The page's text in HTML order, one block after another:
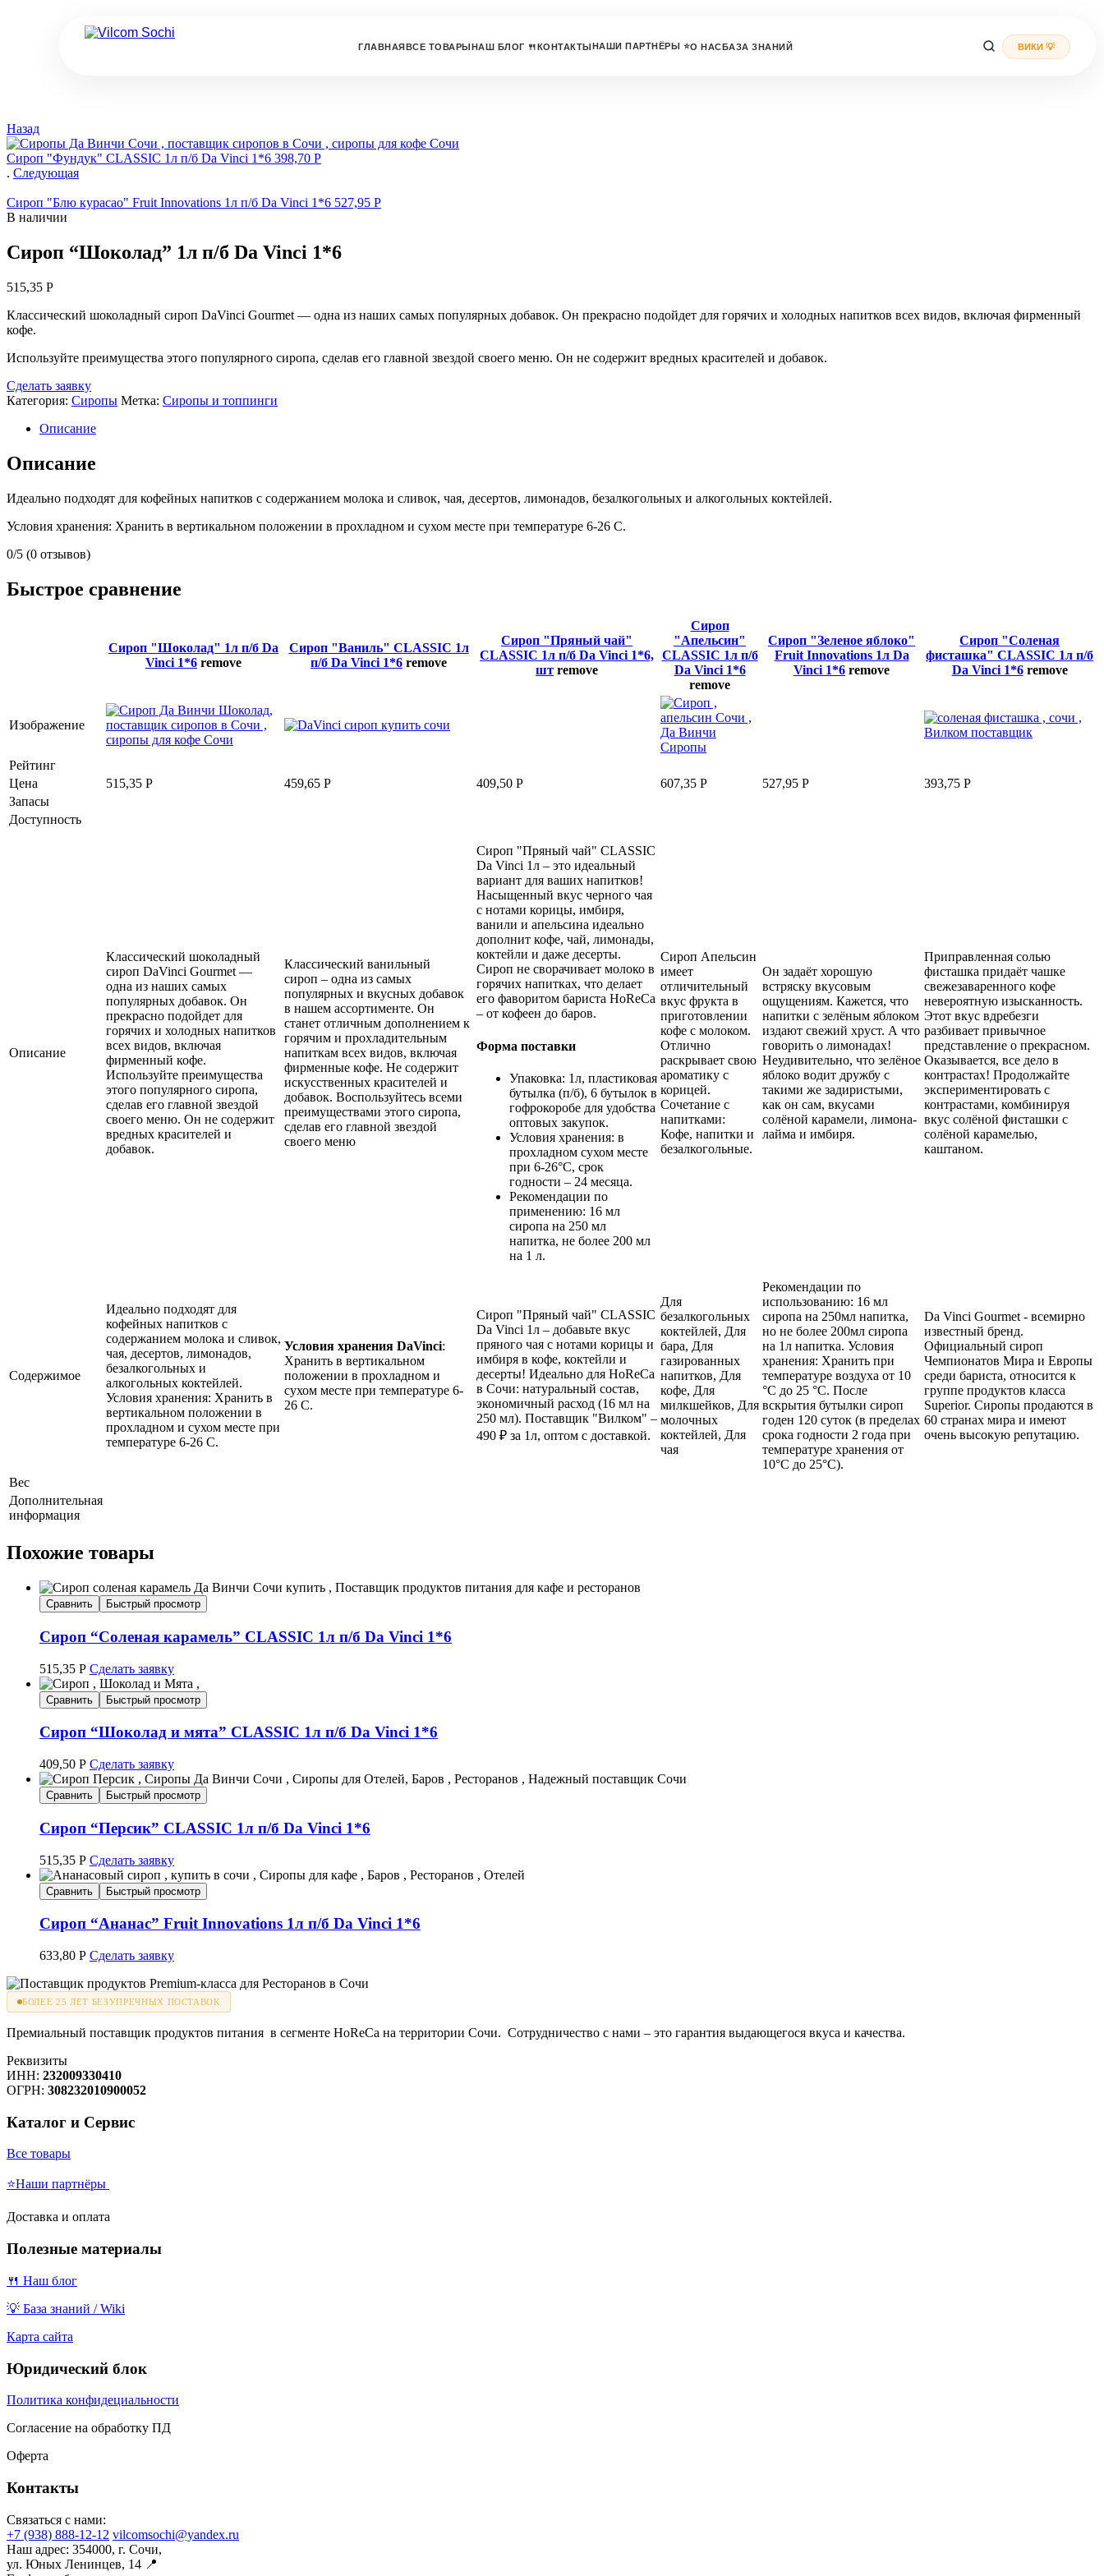
ГЛАВНАЯВСЕ ТОВАРЫНАШ БЛОГ 🍴КОНТАКТЫНАШИ ПАРТНЁРЫ ⭐О НАСБАЗА ЗНАНИЙ ВИКИ 💡
Назад
Сироп "Фундук" CLASSIC 1л п/б Da Vinci 1*6 398,70 Р
. Следующая
Сироп "Блю курасао" Fruit Innovations 1л п/б Da Vinci 1*6 527,95 Р
В наличии
Сироп “Шоколад” 1л п/б Da Vinci 1*6
515,35 Р
Классический шоколадный сироп DaVinci Gourmet — одна из наших самых популярных добавок. Он прекрасно подойдет для горячих и холодных напитков всех видов, включая фирменный
кофе.
Используйте преимущества этого популярного сиропа, сделав его главной звездой своего меню. Он не содержит вредных красителей и добавок.
Сделать заявку
Категория: Сиропы Метка: Сиропы и топпинги
Описание
Описание
Идеально подходят для кофейных напитков с содержанием молока и сливок, чая, десертов, лимонадов, безалкогольных и алкогольных коктейлей.
Условия хранения: Хранить в вертикальном положении в прохладном и сухом месте при температуре 6-26 С.
0/5 (0 отзывов)
Быстрое сравнение
Сироп "Шоколад" 1л п/б Da
Vinci 1*6 remove
Сироп "Ваниль" CLASSIC 1л
п/б Da Vinci 1*6 remove
Сироп "Пряный чай"
CLASSIC 1л п/б Da Vinci 1*6,
шт remove
Сироп
"Апельсин"
CLASSIC 1л п/б
Da Vinci 1*6
remove
Сироп "Зеленое яблоко"
Fruit Innovations 1л Da
Vinci 1*6 remove
Сироп "Соленая
фисташка" CLASSIC 1л п/б
Da Vinci 1*6 remove
Изображение
Рейтинг
Цена
515,35 Р 459,65 Р 409,50 Р 607,35 Р 527,95 Р 393,75 Р
Запасы
Доступность
Описание
Классический шоколадный
сироп DaVinci Gourmet —
одна из наших самых
популярных добавок. Он
прекрасно подойдет для
горячих и холодных напитков
всех видов, включая
фирменный кофе.
Используйте преимущества
этого популярного сиропа,
сделав его главной звездой
своего меню. Он не содержит
вредных красителей и
добавок.
Классический ванильный
сироп – одна из самых
популярных и вкусных добавок
в нашем ассортименте. Он
станет отличным дополнением к
горячим и прохладительным
напиткам всех видов, включая
фирменные кофе. Не содержит
искусственных красителей и
добавок. Воспользуйтесь всеми
преимуществами этого сиропа,
сделав его главной звездой
своего меню
Сироп "Пряный чай" CLASSIC
Da Vinci 1л – это идеальный
вариант для ваших напитков!
Насыщенный вкус черного чая
с нотами корицы, имбиря,
ванили и апельсина идеально
дополнит кофе, чай, лимонады,
коктейли и даже десерты.
Сироп не сворачивает молоко в
горячих напитках, что делает
его фаворитом бариста HoReCa
– от кофеен до баров.
Форма поставки
Упаковка: 1л, пластиковая
бутылка (п/б), 6 бутылок в
гофрокоробе для удобства
оптовых закупок.
Условия хранения: в
прохладном сухом месте
при 6-26°C, срок
годности – 24 месяца.
Рекомендации по
применению: 16 мл
сиропа на 250 мл
напитка, не более 200 мл
на 1 л.
Сироп Апельсин
имеет
отличительный
вкус фрукта в
приготовлении
кофе с молоком.
Отлично
раскрывает свою
ароматику с
корицей.
Сочетание с
напитками:
Кофе, напитки и
безалкогольные.
Он задаёт хорошую
встряску вкусовым
ощущениям. Кажется, что
напитки с зелёным яблоком
издают свежий хруст. А что
говорить о лимонадах!
Неудивительно, что зелёное
яблоко водит дружбу с
такими же задиристыми,
как он сам, вкусами
солёной карамели, лимона-
лайма и имбиря.
Приправленная солью
фисташка придаёт чашке
свежезаваренного кофе
невероятную изысканность.
Этот вкус вдребезги
разбивает привычное
представление о прекрасном.
Оказывается, все дело в
контрастах! Продолжайте
экспериментировать с
контрастами, комбинируя
вкус солёной фисташки с
солёной карамелью,
каштаном.
Содержимое
Идеально подходят для
кофейных напитков с
содержанием молока и сливок,
чая, десертов, лимонадов,
безалкогольных и
алкогольных коктейлей.
Условия хранения: Хранить в
вертикальном положении в
прохладном и сухом месте при
температуре 6-26 С.
Условия хранения DaVinci:
Хранить в вертикальном
положении в прохладном и
сухом месте при температуре 6-
26 С.
Сироп "Пряный чай" CLASSIC
Da Vinci 1л – добавьте вкус
пряного чая с нотами корицы и
имбиря в кофе, коктейли и
десерты! Идеально для HoReCa
в Сочи: натуральный состав,
экономичный расход (16 мл на
250 мл). Поставщик "Вилком" –
490 ₽ за 1л, оптом с доставкой.
Для
безалкогольных
коктейлей, Для
бара, Для
газированных
напитков, Для
кофе, Для
милкшейков, Для
молочных
коктейлей, Для
чая
Рекомендации по
использованию: 16 мл
сиропа на 250мл напитка,
но не более 200мл сиропа
на 1л напитка. Условия
хранения: Хранить при
температуре воздуха от 10
°С до 25 °С. После
вскрытия бутылки сироп
годен 120 суток (в пределах
срока годности 2 года при
температуре хранения от
10°С до 25°С).
Da Vinci Gourmet - всемирно
известный бренд.
Официальный сироп
Чемпионатов Мира и Европы
среди бариста, относится к
группе продуктов класса
Superior. Сиропы продаются в
60 странах мира и имеют
очень высокую репутацию.
Вес
Дополнительная
информация
Похожие товары
Сравнить Быстрый просмотр
Сироп “Соленая карамель” CLASSIC 1л п/б Da Vinci 1*6
515,35 Р Сделать заявку
Сравнить Быстрый просмотр
Сироп “Шоколад и мята” CLASSIC 1л п/б Da Vinci 1*6
409,50 Р Сделать заявку
Сравнить Быстрый просмотр
Сироп “Персик” CLASSIC 1л п/б Da Vinci 1*6
515,35 Р Сделать заявку
Сравнить Быстрый просмотр
Сироп “Ананас” Fruit Innovations 1л п/б Da Vinci 1*6
633,80 Р Сделать заявку
БОЛЕЕ 25 ЛЕТ БЕЗУПРЕЧНЫХ ПОСТАВОК
Премиальный поставщик продуктов питания в сегменте HoReCa на территории Сочи. Сотрудничество с нами – это гарантия выдающегося вкуса и качества.
Реквизиты
ИНН: 232009330410
ОГРН: 308232010900052
Каталог и Сервис
Все товары
⭐Наши партнёры
Доставка и оплата
Полезные материалы
🍴 Наш блог
💡 База знаний / Wiki
Карта сайта
Юридический блок
Политика конфидециальности
Согласение на обработку ПД
Оферта
Контакты
Связаться с нами:
+7 (938) 888-12-12 vilcomsochi@yandex.ru
Наш адрес: 354000, г. Сочи,
ул. Юных Ленинцев, 14 📍